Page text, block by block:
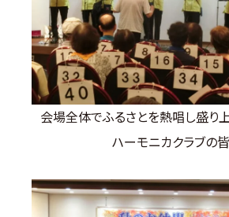
会場全体でふるさとを熱唱し盛り
ハーモニカクラブの